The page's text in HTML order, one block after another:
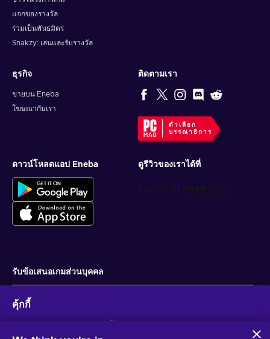
แจกของรางวัล
ร่วมเป็นพันธมิตร
Snakzy: เล่นและรับรางวัล
ธุรกิจ
ขายบน Eneba
โฆษณากับเรา
ติดตามเรา
ตัวเลือก
บรรณาธิการ
ดาวน์โหลดแอป Eneba ดูรีวิวของเราได้ที่
รับข้อเสนอเกมส่วนบุคคล
คุ้กกี้